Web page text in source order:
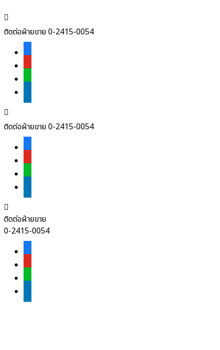

ติดต่อฝ่ายขาย 0-2415-0054

ติดต่อฝ่ายขาย 0-2415-0054

ติดต่อฝ่ายขาย
0-2415-0054